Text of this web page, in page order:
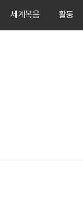
세계복음 활동